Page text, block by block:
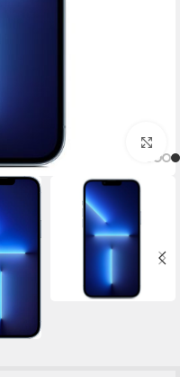
برای بزرگنمایی کلیک کنید